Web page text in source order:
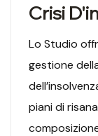
Crisi
Lo Studio
gestione
piani di